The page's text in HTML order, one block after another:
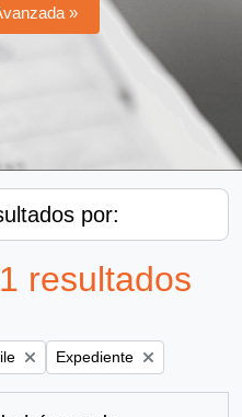
»
por:
resultados
Remove filter:
Expediente